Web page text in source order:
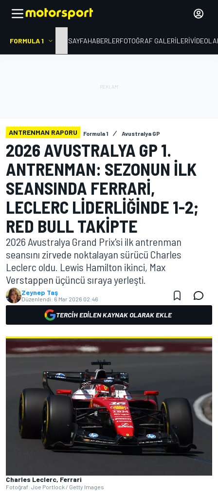
FORMULA 1 ANA SAYFAHABERLERFOTOĞRAF GALERILERI
ANTRENMAN RAPORU Formula 1 Avustralya GP
2026 AVUSTRALYA GP 1.
ANTRENMAN: SEZONUN ILK
SEANSINDA FERRARI,
LECLERC LIDERLIĞINDE 1-2;
RED BULL TAKIPTE
2026 Avustralya Grand Prix'si ilk antrenman
seansını zirvede noktalayan sürücü Charles
Leclerc oldu. Lewis Hamilton ikinci, Max
Verstappen üçüncü sıraya yerleşti.
Zeynep Taş
Düzenlendi: 6 Mar 2026 02:46
TERCIH EDILEN KAYNAK OLARAK EKLE
Charles Leclerc, Ferrari
Fotoğraf: Joe Portlock / Getty Images